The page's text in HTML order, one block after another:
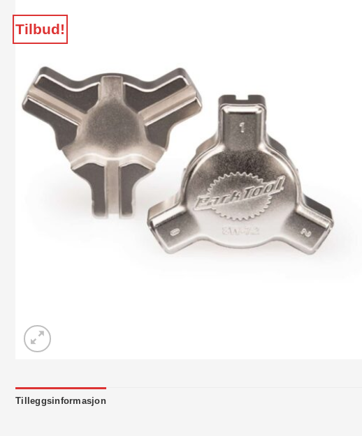
Tilbud!
Tilleggsinformasjon